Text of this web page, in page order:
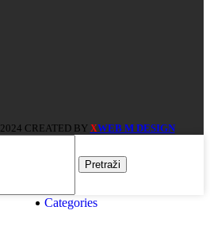
2024 CREATED BY XWEB M DESIGN
Pretraži
Categories